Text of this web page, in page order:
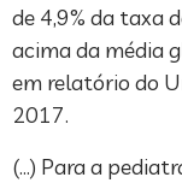
de 4,9% da taxa
acima da média
em relatório do
2017.
(…) Para a